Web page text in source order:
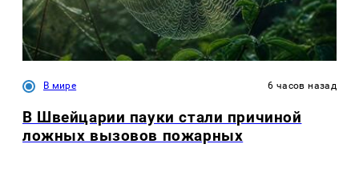
В мире 6 часов назад
В Швейцарии пауки стали причиной
ложных вызовов пожарных